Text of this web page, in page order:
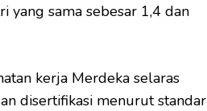
yang sama sebesar 1,4 dan
kerja Merdeka selaras
disertifikasi menurut standar